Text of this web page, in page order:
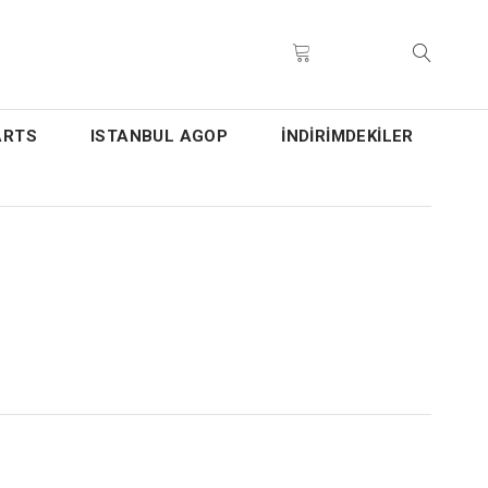
ISTANBUL AGOP İNDİRİMDEKİLER